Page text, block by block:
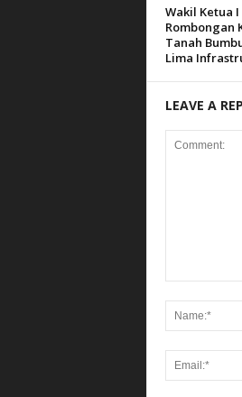
Wakil Ketua
Rombongan
Tanah
Lima
LEAVE A